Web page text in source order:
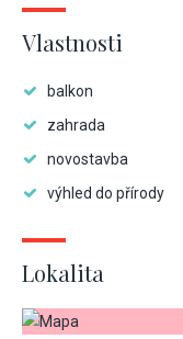
Vlastnosti
balkon
zahrada
novostavba
výhled do přírody
Lokalita